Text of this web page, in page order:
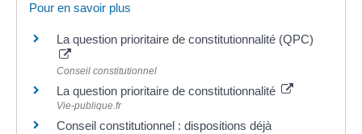
Pour en savoir plus
La question prioritaire de constitutionnalité (QPC)
Conseil constitutionnel
La question prioritaire de constitutionnalité
Vie-publique.fr
Conseil constitutionnel : dispositions déjà